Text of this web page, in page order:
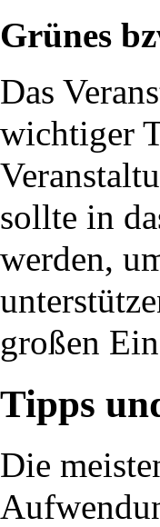
Grünes
Das
wichtiger
sollte in
werden,
großen
Tipps
Die